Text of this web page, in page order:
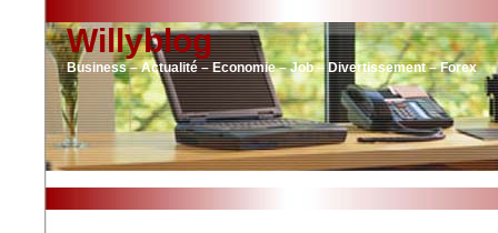
Willyblog
Business – Actualité – Economie – Job – Divertissement – Forex